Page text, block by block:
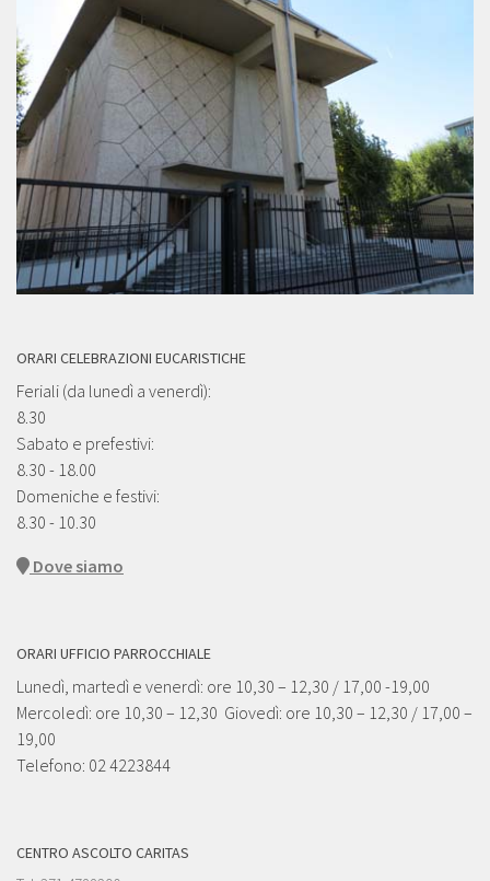
ORARI CELEBRAZIONI EUCARISTICHE
Feriali (da lunedì a venerdì):
8.30
Sabato e prefestivi:
8.30 - 18.00
Domeniche e festivi:
8.30 - 10.30
Dove siamo
ORARI UFFICIO PARROCCHIALE
Lunedì, martedì e venerdì: ore 10,30 – 12,30 / 17,00 -19,00
Mercoledì: ore 10,30 – 12,30 Giovedì: ore 10,30 – 12,30 / 17,00 –
19,00
Telefono: 02 4223844
CENTRO ASCOLTO CARITAS